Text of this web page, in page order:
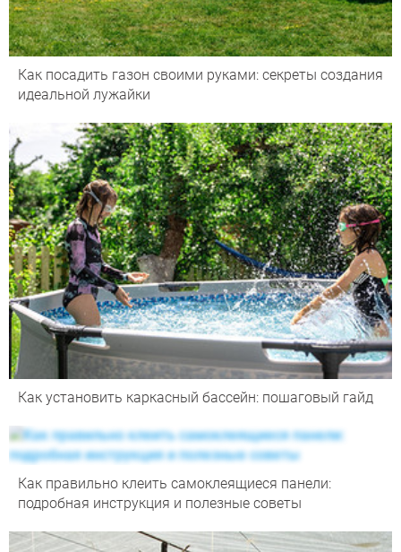
Как посадить газон своими руками: секреты создания
идеальной лужайки
Как установить каркасный бассейн: пошаговый гайд
Как правильно клеить самоклеящиеся панели:
подробная инструкция и полезные советы